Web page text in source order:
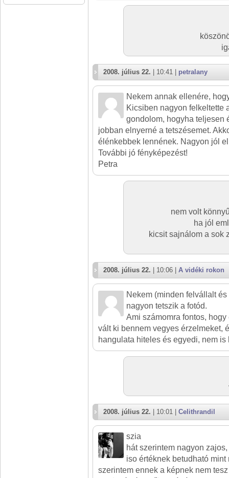
2008. július 22. | 10:41 | petralany
Nekem annak ellenére,
Kicsiben nagyon felkeltette
gondolom, hogyha teljesen
jobban elnyerné a tetszésemet.
élénkebbek lennének. Nagyon jól
További jó fényképezést!
Petra
nem volt
ha jól
kicsit sajnálom a sok
2008. július 22. | 10:06 | A vidéki rokon
Nekem (minden felvállalt
nagyon tetszik a fotód.
Ami számomra fontos,
vált ki bennem vegyes érzelmeket,
hangulata hiteles és egyedi, nem is
2008. július 22. | 10:01 | Celithrandil
szia
hát szerintem nagyon
iso értéknek betudható
szerintem ennek a képnek nem